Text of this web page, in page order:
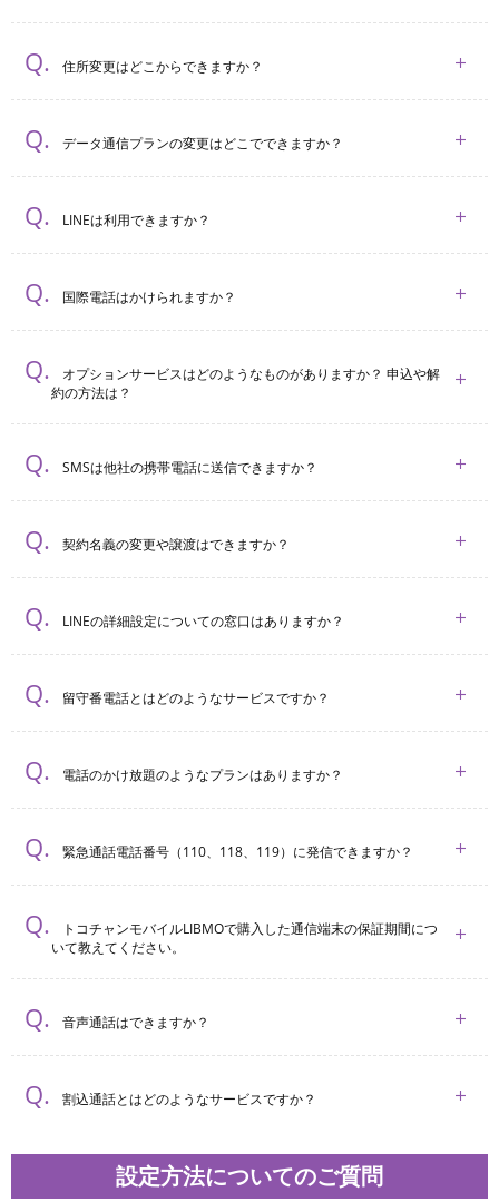
住所変更はどこからできますか？
データ通信プランの変更はどこでできますか？
LINEは利用できますか？
国際電話はかけられますか？
オプションサービスはどのようなものがありますか？ 申込や解
約の方法は？
SMSは他社の携帯電話に送信できますか？
契約名義の変更や譲渡はできますか？
LINEの詳細設定についての窓口はありますか？
留守番電話とはどのようなサービスですか？
電話のかけ放題のようなプランはありますか？
緊急通話電話番号（110、118、119）に発信できますか？
トコチャンモバイルLIBMOで購入した通信端末の保証期間につ
いて教えてください。
音声通話はできますか？
割込通話とはどのようなサービスですか？
設定方法についてのご質問